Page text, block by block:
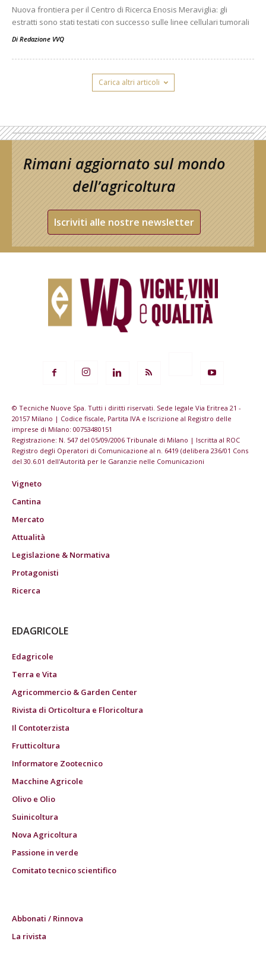
Nuova frontiera per il Centro di Ricerca Enosis Meraviglia: gli
estratti sono stati testati con successo sulle linee cellulari tumorali
Di Redazione VVQ
Carica altri articoli
Rimani aggiornato sul mondo
dell’agricoltura
Iscriviti alle nostre newsletter
© Tecniche Nuove Spa. Tutti i diritti riservati. Sede legale Via Eritrea 21 -
20157 Milano | Codice fiscale, Partita IVA e Iscrizione al Registro delle
imprese di Milano: 00753480151
Registrazione: N. 547 del 05/09/2006 Tribunale di Milano | Iscritta al ROC
Registro degli Operatori di Comunicazione al n. 6419 (delibera 236/01 Cons
del 30.6.01 dell'Autorità per le Garanzie nelle Comunicazioni
Vigneto
Cantina
Mercato
Attualità
Legislazione & Normativa
Protagonisti
Ricerca
EDAGRICOLE
Edagricole
Terra e Vita
Agricommercio & Garden Center
Rivista di Orticoltura e Floricoltura
Il Contoterzista
Frutticoltura
Informatore Zootecnico
Macchine Agricole
Olivo e Olio
Suinicoltura
Nova Agricoltura
Passione in verde
Comitato tecnico scientifico
Abbonati / Rinnova
La rivista